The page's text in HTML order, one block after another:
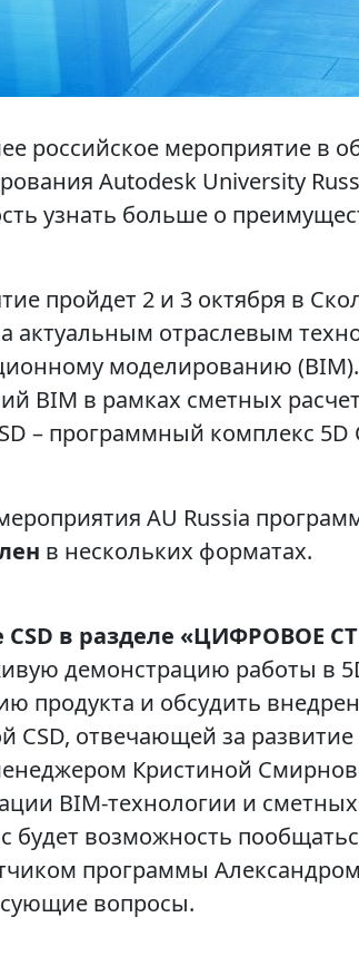
российское мероприятие в
Autodesk University
узнать больше о
пройдет 2 и 3 октября в
актуальным отраслевым
моделированию
BIM в рамках сметных
– программный комплекс 5D
AU Russia
в нескольких форматах.
CSD в разделе «ЦИФРОВОЕ
демонстрацию работы в
продукта и обсудить
CSD, отвечающей за развитие
Кристиной
BIM‑технологии и
будет возможность
программы
вопросы.